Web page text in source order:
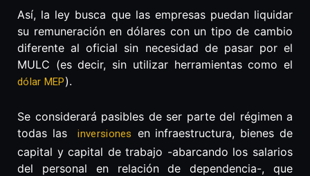
Así, la ley busca que las empresas puedan liquidar
su remuneración en dólares con un tipo de cambio
diferente al oficial sin necesidad de pasar por el
MULC (es decir, sin utilizar herramientas como el
dólar MEP).
Se considerará pasibles de ser parte del régimen a
todas lasinversiones en infraestructura, bienes de
capital y capital de trabajo -abarcando los salarios
del personal en relación de dependencia-, que